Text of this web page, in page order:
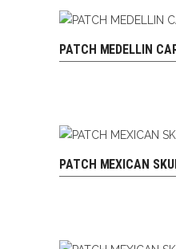
PATCH MEDELLIN
PATCH MEXICAN